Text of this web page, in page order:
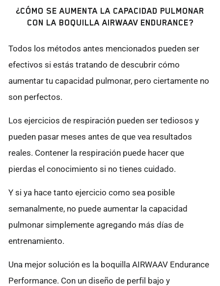
¿CÓMO SE AUMENTA LA CAPACIDAD PULMONAR
CON LA BOQUILLA AIRWAAV ENDURANCE?
Todos los métodos antes mencionados pueden ser
efectivos si estás tratando de descubrir cómo
aumentar tu capacidad pulmonar, pero ciertamente no
son perfectos.
Los ejercicios de respiración pueden ser tediosos y
pueden pasar meses antes de que vea resultados
reales. Contener la respiración puede hacer que
pierdas el conocimiento si no tienes cuidado.
Y si ya hace tanto ejercicio como sea posible
semanalmente, no puede aumentar la capacidad
pulmonar simplemente agregando más días de
entrenamiento.
Una mejor solución es la boquilla AIRWAAV Endurance
Performance. Con un diseño de perfil bajo y